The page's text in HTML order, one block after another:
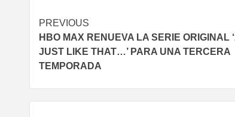
Post
navigation
PREVIOUS
HBO MAX RENUEVA LA SERIE ORIGINAL
JUST LIKE THAT…’ PARA UNA TERCERA
TEMPORADA